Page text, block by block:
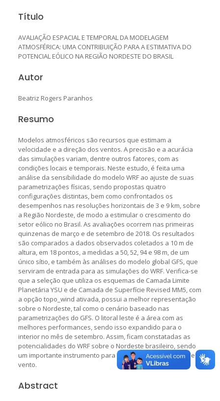
Título
AVALIAÇÃO ESPACIAL E TEMPORAL DA MODELAGEM
ATMOSFÉRICA: UMA CONTRIBUIÇÃO PARA A ESTIMATIVA DO
POTENCIAL EÓLICO NA REGIÃO NORDESTE DO BRASIL
Autor
Beatriz Rogers Paranhos
Resumo
Modelos atmosféricos são recursos que estimam a
velocidade e a direção dos ventos. A precisão e a acurácia
das simulações variam, dentre outros fatores, com as
condições locais e temporais. Neste estudo, é feita uma
análise da sensibilidade do modelo WRF ao ajuste de suas
parametrizações físicas, sendo propostas quatro
configurações distintas, bem como confrontados os
desempenhos nas resoluções horizontais de 3 e 9 km, sobre
a Região Nordeste, de modo a estimular o crescimento do
setor eólico no Brasil. As avaliações ocorrem nas primeiras
quinzenas de março e de setembro de 2018. Os resultados
são comparados a dados observados coletados a 10 m de
altura, em 18 pontos, a medidas a 50, 52, 94 e 98 m, de um
único sítio, e também às análises do modelo global GFS, que
serviram de entrada para as simulações do WRF. Verifica-se
que a seleção que utiliza os esquemas de Camada Limite
Planetária YSU e de Camada de Superfície Revised MM5, com
a opção topo_wind ativada, possui a melhor representação
sobre o Nordeste, tal como o cenário baseado nas
parametrizações do GFS. O litoral leste é a área com as
melhores performances, sendo isso expandido para o
interior no mês de setembro. Assim, ficam constatadas as
potencialidades do WRF sobre o Nordeste brasileiro, sendo
um importante instrumento para os usuários dos dados de
vento.
Abstract